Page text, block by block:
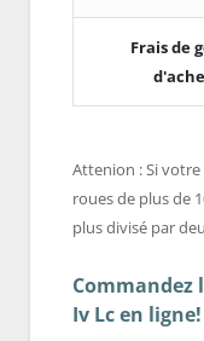
Frais de
Attenion : Si
roues de plus de
plus divisé par
Commandez
Iv Lc en ligne!